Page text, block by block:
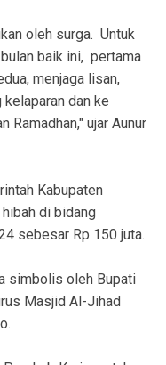
oleh surga. Untuk
baik ini, pertama
menjaga lisan,
dan ke
Ramadhan," ujar Aunur
Kabupaten
hibah di bidang
sebesar Rp 150 juta.
simbolis oleh Bupati
Masjid Al-Jihad